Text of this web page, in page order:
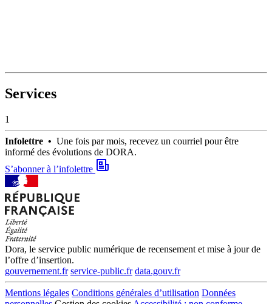
Services
1
Infolettre • Une fois par mois, recevez un courriel pour être
informé des évolutions de DORA.
S’abonner à l’infolettre
Dora, le service public numérique de recensement et mise à jour de
l’offre d’insertion.
gouvernement.fr service-public.fr data.gouv.fr
Mentions légales Conditions générales d’utilisation Données